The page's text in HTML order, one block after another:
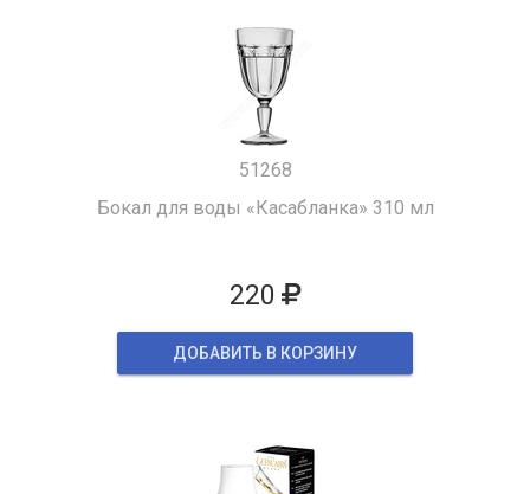
51268
Бокал для воды «Касабланка» 310 мл
220
ДОБАВИТЬ В КОРЗИНУ